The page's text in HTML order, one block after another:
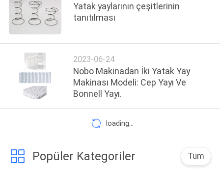
Yatak yaylarının çeşitlerinin
tanıtılması
2023-06-24
Nobo Makinadan İki Yatak Yay
Makinası Modeli: Cep Yayı Ve
Bonnell Yayı.
loading...
Popüler Kategoriler Tüm